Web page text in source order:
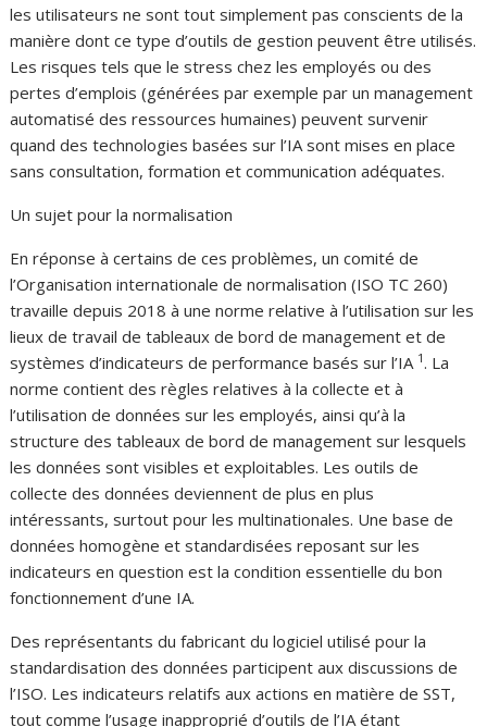
les utilisateurs ne sont tout simplement pas conscients de la
manière dont ce type d’outils de gestion peuvent être utilisés.
Les risques tels que le stress chez les employés ou des
pertes d’emplois (générées par exemple par un management
automatisé des ressources humaines) peuvent survenir
quand des technologies basées sur l’IA sont mises en place
sans consultation, formation et communication adéquates.
Un sujet pour la normalisation
En réponse à certains de ces problèmes, un comité de
l’Organisation internationale de normalisation (ISO TC 260)
travaille depuis 2018 à une norme relative à l’utilisation sur les
lieux de travail de tableaux de bord de management et de
systèmes d’indicateurs de performance basés sur l’IA 1. La
norme contient des règles relatives à la collecte et à
l’utilisation de données sur les employés, ainsi qu’à la
structure des tableaux de bord de management sur lesquels
les données sont visibles et exploitables. Les outils de
collecte des données deviennent de plus en plus
intéressants, surtout pour les multinationales. Une base de
données homogène et standardisées reposant sur les
indicateurs en question est la condition essentielle du bon
fonctionnement d’une IA.
Des représentants du fabricant du logiciel utilisé pour la
standardisation des données participent aux discussions de
l’ISO. Les indicateurs relatifs aux actions en matière de SST,
tout comme l’usage inapproprié d’outils de l’IA étant